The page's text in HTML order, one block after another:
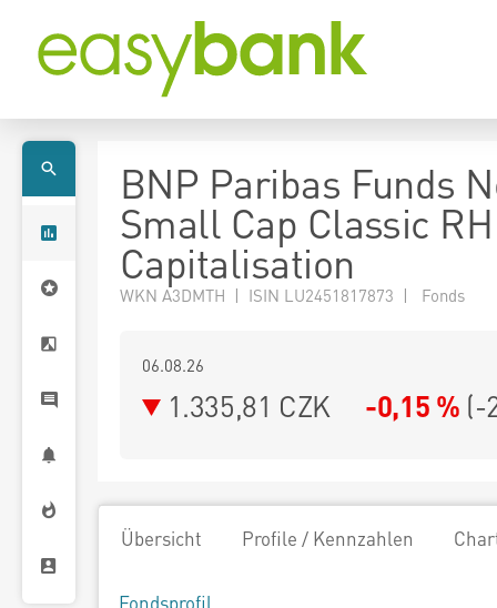
BNP Paribas Funds
Small Cap Classic
Capitalisation
WKN A3DMTH | ISIN LU2451817873 | Fonds
06.08.26
1.335,81 CZK -0,15 % (-
Übersicht Profile / Kennzahlen
Fondsprofil